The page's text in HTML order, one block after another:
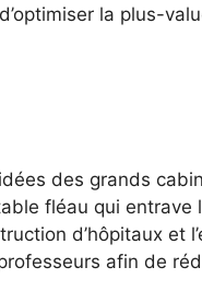
la plus-
des grands
fléau qui entrave
d’hôpitaux et
afin de